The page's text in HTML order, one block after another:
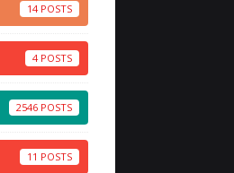
14
4
2546
11